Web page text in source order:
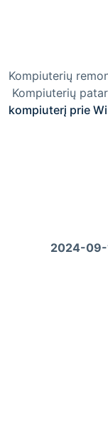
Kompiuterių
Kompiuterių
kompiuterį prie
2024-09-